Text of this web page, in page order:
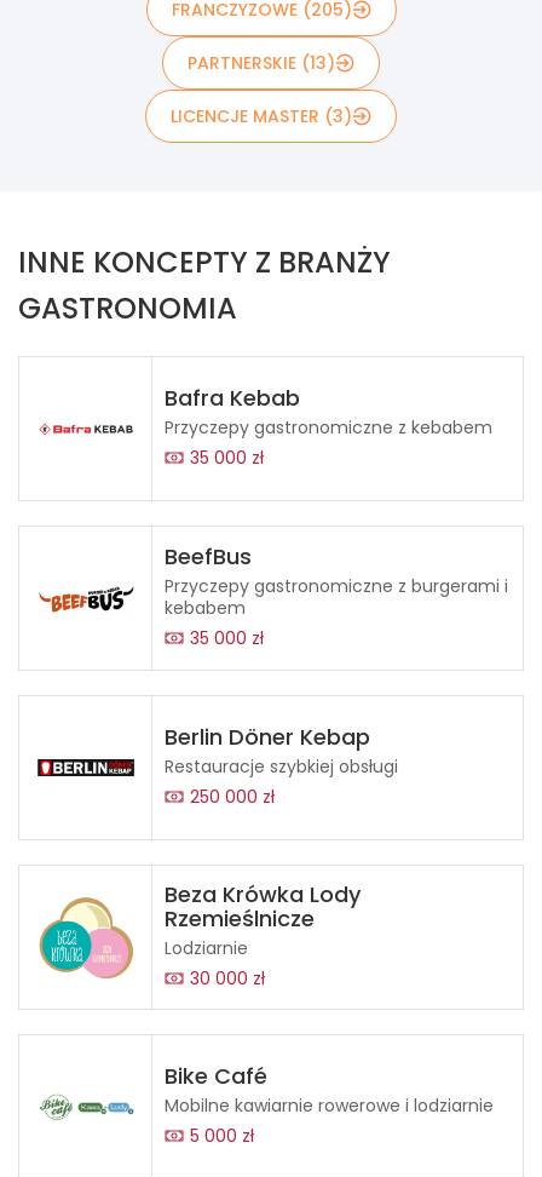
FRANCZYZOWE (205)
PARTNERSKIE (13)
LICENCJE MASTER (3)
INNE KONCEPTY Z BRANŻY
GASTRONOMIA
Bafra Kebab
Przyczepy gastronomiczne z kebabem
35 000 zł
BeefBus
Przyczepy gastronomiczne z burgerami i
kebabem
35 000 zł
Berlin Döner Kebap
Restauracje szybkiej obsługi
250 000 zł
Beza Krówka Lody
Rzemieślnicze
Lodziarnie
30 000 zł
Bike Café
Mobilne kawiarnie rowerowe i lodziarnie
5 000 zł